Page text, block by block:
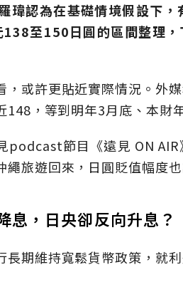
瑋認為在基礎情境假設下
至150日圓的區間整理
，或許更貼近實際情況。外
148，等到明年3月底、本財
podcast節目《遠見 ON
繩旅遊回來，日圓貶值幅度
息，日央卻反向升息？
長期維持寬鬆貨幣政策，就